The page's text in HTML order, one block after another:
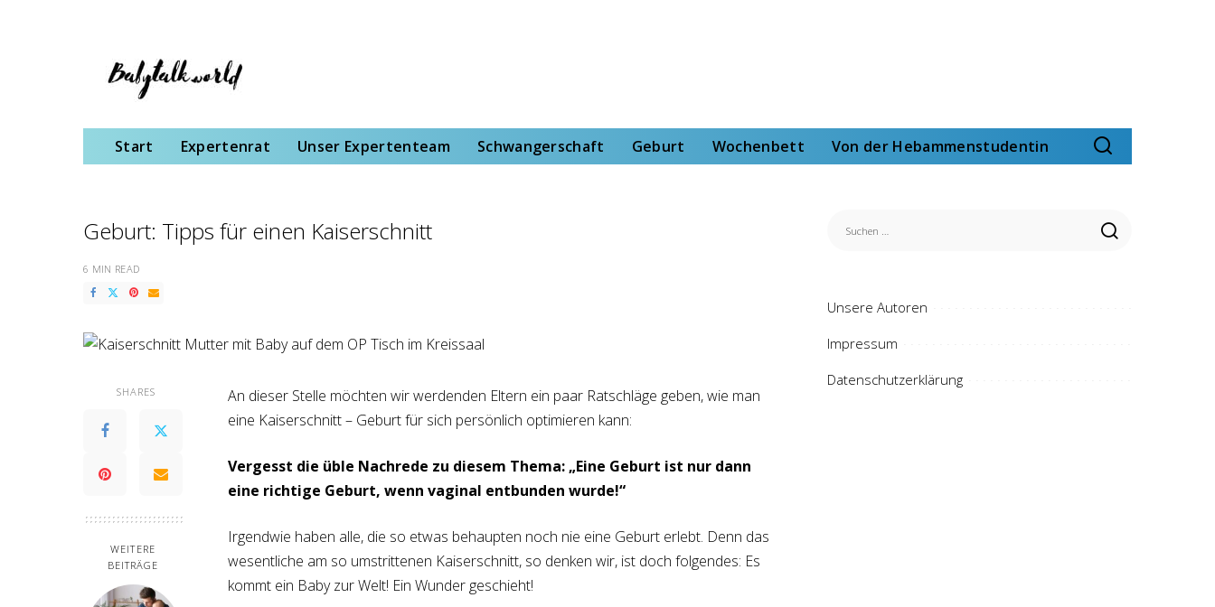
Start Expertenrat Unser Expertenteam Schwangerschaft Geburt Wochenbett Von der Hebammenstudentin
Geburt: Tipps für einen Kaiserschnitt
6 MIN READ
SHARES
WEITERE
BEITRÄGE
An dieser Stelle möchten wir werdenden Eltern ein paar Ratschläge geben, wie man
eine Kaiserschnitt – Geburt für sich persönlich optimieren kann:
Vergesst die üble Nachrede zu diesem Thema: „Eine Geburt ist nur dann
eine richtige Geburt, wenn vaginal entbunden wurde!“
Irgendwie haben alle, die so etwas behaupten noch nie eine Geburt erlebt. Denn das
wesentliche am so umstrittenen Kaiserschnitt, so denken wir, ist doch folgendes: Es
kommt ein Baby zur Welt! Ein Wunder geschieht!
Unsere Autoren
Impressum
Datenschutzerklärung